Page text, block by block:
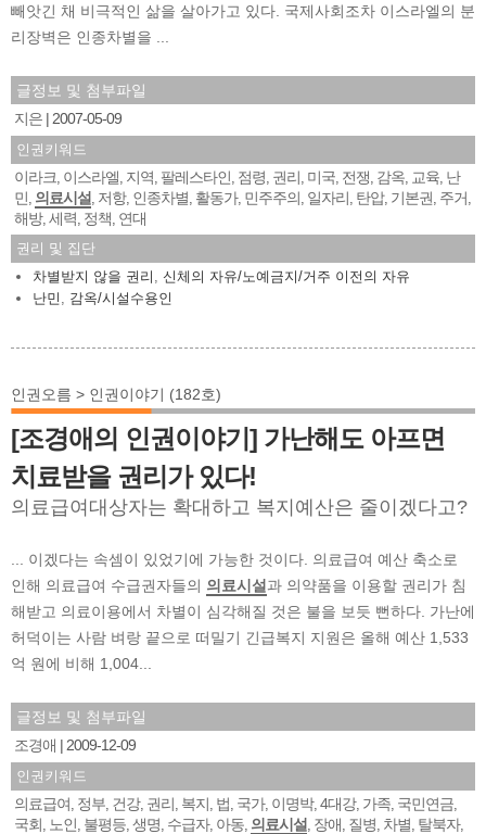
빼앗긴 채 비극적인 삶을 살아가고 있다. 국제사회조차 이스라엘의 분
리장벽은 인종차별을 ...
글정보 및 첨부파일
지은
2007-05-09
인권키워드
이라크 이스라엘 지역 팔레스타인 점령 권리 미국 전쟁 감옥 교육 난
민 의료시설 저항, 인종차별 활동가, 민주주의 일자리 탄압, 기본권 주거
해방, 세력 정책 연대
권리 및 집단
차별받지 않을 권리
신체의 자유/노예금지/거주 이전의 자유
난민
감옥/시설수용인
인권오름 > 인권이야기 (182호)
[조경애의 인권이야기] 가난해도 아프면
치료받을 권리가 있다!
의료급여대상자는 확대하고 복지예산은 줄이겠다고?
... 이겠다는 속셈이 있었기에 가능한 것이다. 의료급여 예산 축소로
인해 의료급여 수급권자들의 의료시설과 의약품을 이용할 권리가 침
해받고 의료이용에서 차별이 심각해질 것은 불을 보듯 뻔하다. 가난에
허덕이는 사람 벼랑 끝으로 떠밀기 긴급복지 지원은 올해 예산 1,533
억 원에 비해 1,004...
글정보 및 첨부파일
조경애
2009-12-09
인권키워드
의료급여 정부 건강, 권리 복지 법 국가, 이명박, 4대강, 가족 국민연금
국회 노인 불평등 생명 수급자, 아동 의료시설 장애 질병 차별 탈북자,